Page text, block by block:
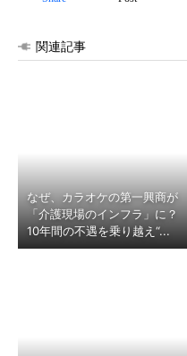
関連記事
なぜ、カラオケの第一興商が
「介護現場のインフラ」に？
10年間の不遇を乗り越え“...